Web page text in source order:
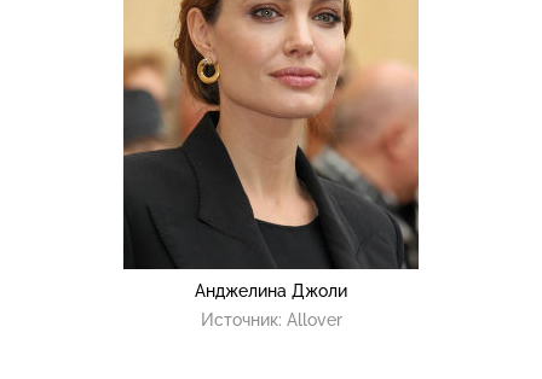
Анджелина Джоли
Источник: Allover